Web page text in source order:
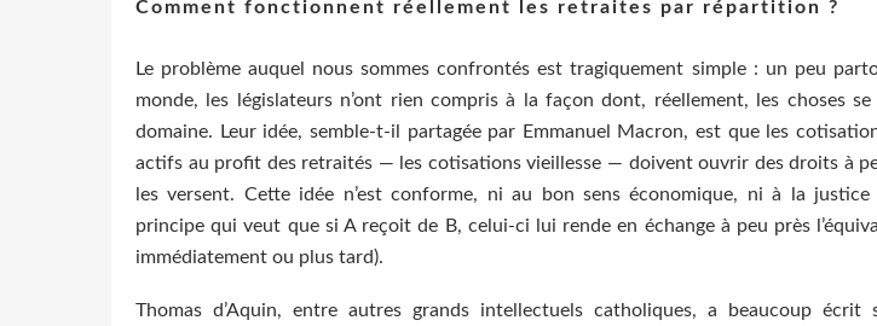
Comment fonctionnent réellement les retraites par répartition ?
Le problème auquel nous sommes confrontés est tragiquement simple : un peu
monde, les législateurs n’ont rien compris à la façon dont, réellement, les choses se
domaine. Leur idée, semble-t-il partagée par Emmanuel Macron, est que les
actifs au profit des retraités — les cotisations vieillesse — doivent ouvrir des droits à
les versent. Cette idée n’est conforme, ni au bon sens économique, ni à la
principe qui veut que si A reçoit de B, celui-ci lui rende en échange à peu près
immédiatement ou plus tard).
Thomas d’Aquin, entre autres grands intellectuels catholiques, a beaucoup écrit